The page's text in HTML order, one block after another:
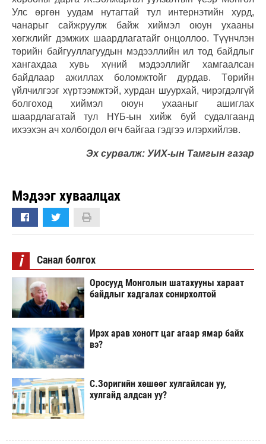
Улс өргөн уудам нутагтай тул интернэтийн хурд,
чанарыг сайжруулж байж хиймэл оюун ухааны
хөгжлийг дэмжих шаардлагатайг онцоллоо. Түүнчлэн
төрийн байгууллагуудын мэдээллийн ил тод байдлыг
хангахдаа хувь хүний мэдээллийг хамгаалсан
байдлаар ажиллах боломжтойг дурдав. Төрийн
үйлчилгээг хүртээмжтэй, хурдан шуурхай, чирэгдэлгүй
болгоход хиймэл оюун ухааныг ашиглах
шаардлагатай тул НҮБ-ын хийж буй судалгаанд
ихээхэн ач холбогдол өгч байгаа гэдгээ илэрхийлэв.
Эх сурвалж: УИХ-ын Тамгын газар
Мэдээг хуваалцах
i Санал болгох
Оросууд Монголын шатахууны хараат
байдлыг хадгалах сонирхолтой
Ирэх арав хоногт цаг агаар ямар байх
вэ?
С.Зоригийн хөшөөг хулгайлсан уу,
хулгайд алдсан уу?